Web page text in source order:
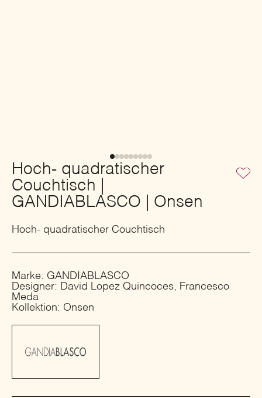
Hoch- quadratischer
Couchtisch |
GANDIABLASCO | Onsen
Hoch- quadratischer Couchtisch
Marke: GANDIABLASCO
Designer: David Lopez Quincoces, Francesco
Meda
Kollektion: Onsen